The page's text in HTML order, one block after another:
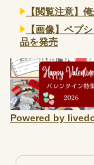
【閲覧注意】
【画像】ペプ
品を発売
Powered by